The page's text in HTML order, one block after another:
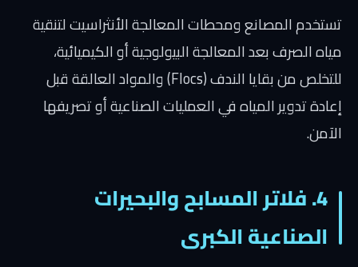
تستخدم المصانع ومحطات المعالجة الأنثراسيت لتنقية
مياه الصرف بعد المعالجة البيولوجية أو الكيميائية،
للتخلص من بقايا الندف (Flocs) والمواد العالقة قبل
إعادة تدوير المياه في العمليات الصناعية أو تصريفها
الآمن.
4. فلاتر المسابح والبحيرات
الصناعية الكبرى